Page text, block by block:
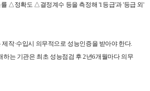
△정확도 △결정계수 등을 측정해 '1등급'과 '등급 외'
작·수입시 의무적으로 성능인증을 받아야 한다.
하는 기관은 최초 성능점검 후 2년6개월마다 의무